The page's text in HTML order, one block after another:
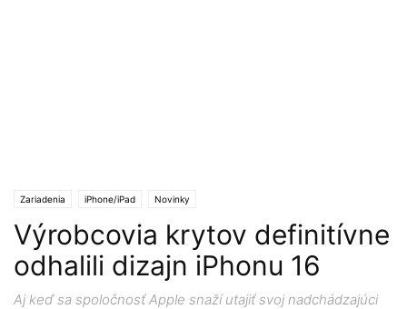
Zariadenia iPhone/iPad Novinky
Výrobcovia krytov definitívne
odhalili dizajn iPhonu 16
Aj keď sa spoločnosť Apple snaží utajiť svoj nadchádzajúci